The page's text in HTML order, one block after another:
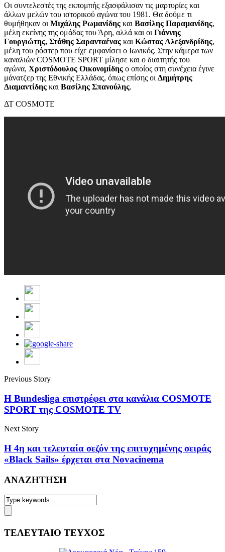
Οι συντελεστές της εκπομπής εξασφάλισαν τις μαρτυρίες και
άλλων μελών του ιστορικού αγώνα του 1981. Θα δούμε τι
θυμήθηκαν οι Μιχάλης Ρωμανίδης και Βασίλης Παραμανίδης,
μέλη εκείνης της ομάδας του Άρη, αλλά και οι Γιάννης
Γουργιώτης, Στάθης Σαρανταένας και Κώστας Αλεξανδρίδης,
μέλη του ρόστερ που είχε εμφανίσει ο Ιωνικός. Στην κάμερα των
καναλιών COSMOTE SPORT μίλησε και ο διαιτητής του
αγώνα, Χριστόδουλος Οικονομίδης ο οποίος στη συνέχεια έγινε
μάνατζερ της Εθνικής Ελλάδας, όπως επίσης οι Δημήτρης
Διαμαντίδης και Βασίλης Σπανούλης.
ΔΤ COSMOTE
Previous Story
Η Bundesliga επιστρέφει στα κανάλια COSMOTE
SPORT της COSMOTE TV
Next Story
H 4η και τελευταία σεζόν της επιτυχημένης σειράς
«Black Sails» έρχεται στα Novacinema
ΑΝΑΖΗΤΗΣΗ
ΤΕΛΕΥΤΑΙΟ ΤΕΥΧΟΣ